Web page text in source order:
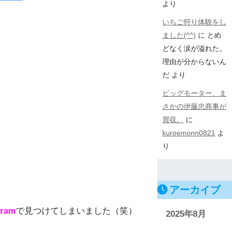
で見つけてしまいました（笑）
より
いちご狩り体験をし
ました(^^) に とめ
どなく涙が溢れた。
理由が分からないん
だ より
ビッグモーター、ま
さかの伊藤忠商事が
買収。
に
kuroemonn0821 よ
り
アーカイブ
2025年8月